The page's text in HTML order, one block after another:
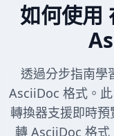
如何使用
透過分步指南學
AsciiDoc 格式。
轉換器支援即時預
轉 AsciiDoc 格式